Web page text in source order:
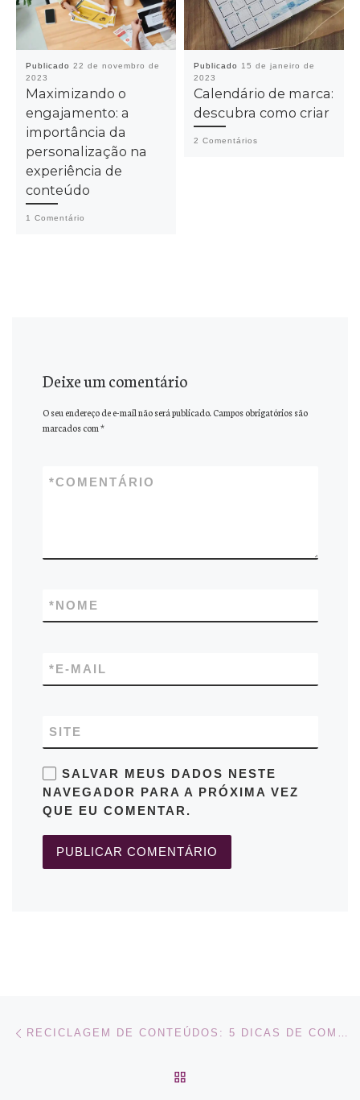
Publicado 22 de novembro de
2023
Maximizando o
engajamento: a
importância da
personalização na
experiência de
conteúdo
1 Comentário
Publicado
15 de janeiro de
2023
Calendário de marca:
descubra como criar
2 Comentários
Deixe um comentário
O seu endereço de e-mail não será publicado. Campos obrigatórios são
marcados com*
COMENTÁRIO
*
NOME
*
E-MAIL
*
SITE
SALVAR MEUS DADOS NESTE
NAVEGADOR PARA A PRÓXIMA VEZ
QUE EU COMENTAR.
Navegação do post